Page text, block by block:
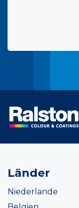
Länder
Niederlande